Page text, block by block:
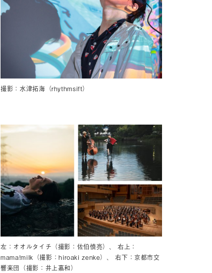
撮影：水津拓海（rhythmsift）
左：オオルタイチ（撮影：佐伯慎亮）、 右上：
mama!milk（撮影：hiroaki zenke）、 右下：京都市交
響楽団（撮影：井上嘉和）